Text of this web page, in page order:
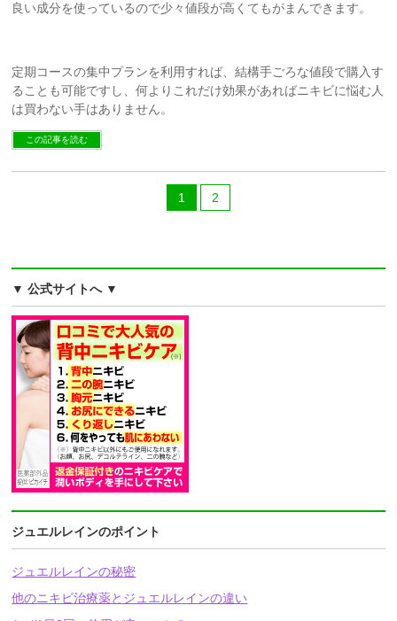
良い成分を使っているので少々値段が高くてもがまんできます。
定期コースの集中プランを利用すれば、結構手ごろな値段で購入す
ることも可能ですし、何よりこれだけ効果があればニキビに悩む人
は買わない手はありません。
この記事を読む
1 2
▼ 公式サイトへ ▼
ジュエルレインのポイント
ジュエルレインの秘密
他のニキビ治療薬とジュエルレインの違い